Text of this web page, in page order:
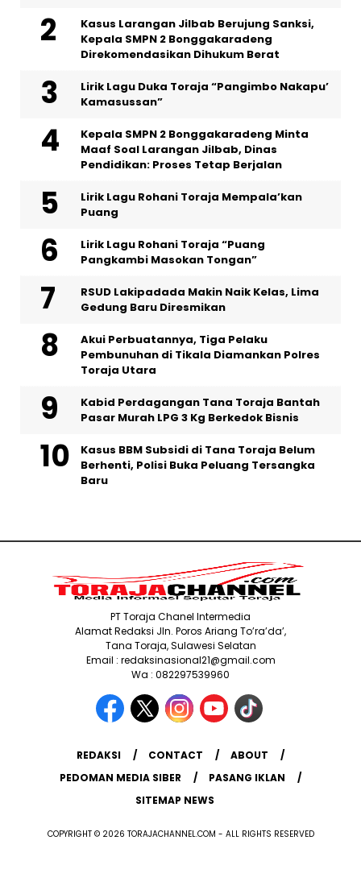
Kasus Larangan Jilbab Berujung Sanksi,
Kepala SMPN 2 Bonggakaradeng
Direkomendasikan Dihukum Berat
Lirik Lagu Duka Toraja “Pangimbo Nakapu’
Kamasussan”
Kepala SMPN 2 Bonggakaradeng Minta
Maaf Soal Larangan Jilbab, Dinas
Pendidikan: Proses Tetap Berjalan
Lirik Lagu Rohani Toraja Mempala’kan
Puang
Lirik Lagu Rohani Toraja “Puang
Pangkambi Masokan Tongan”
RSUD Lakipadada Makin Naik Kelas, Lima
Gedung Baru Diresmikan
Akui Perbuatannya, Tiga Pelaku
Pembunuhan di Tikala Diamankan Polres
Toraja Utara
Kabid Perdagangan Tana Toraja Bantah
Pasar Murah LPG 3 Kg Berkedok Bisnis
Kasus BBM Subsidi di Tana Toraja Belum
Berhenti, Polisi Buka Peluang Tersangka
Baru
PT Toraja Chanel Intermedia
Alamat Redaksi Jln. Poros Ariang To’ra’da’,
Tana Toraja, Sulawesi Selatan
Email : redaksinasional21@gmail.com
Wa : 082297539960
REDAKSI CONTACT
ABOUT
PEDOMAN MEDIA SIBER
PASANG IKLAN
SITEMAP NEWS
COPYRIGHT © 2026 TORAJACHANNEL.COM - ALL RIGHTS RESERVED